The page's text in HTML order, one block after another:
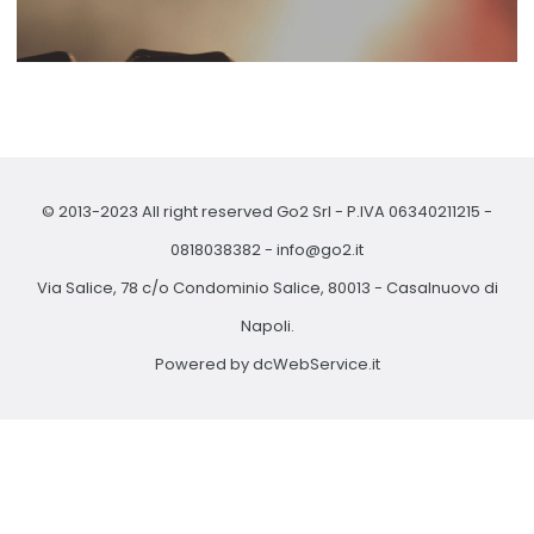
© 2013-2023 All right reserved Go2 Srl - P.IVA 06340211215 -
0818038382- info@go2.it
Via Salice, 78 c/o Condominio Salice, 80013 - Casalnuovo di
Napoli.
Powered bydcWebService.it